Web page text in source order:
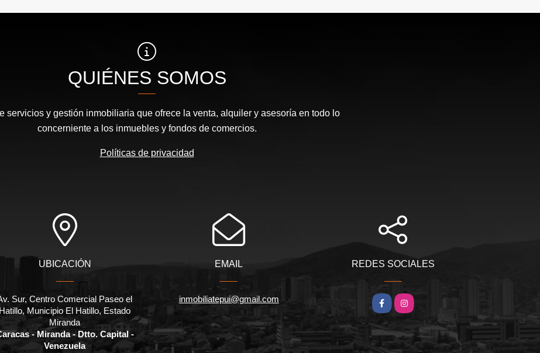
QUIÉNES SOMOS
servicios y gestión inmobiliaria que ofrece la venta, alquiler y asesoría en todo lo
concerniente a los inmuebles y fondos de comercios.
Políticas de privacidad
UBICACIÓN
Sur, Centro Comercial Paseo el
Hatillo, Municipio El Hatillo, Estado
Miranda
- Miranda - Dtto. Capital -
Venezuela
EMAIL
inmobiliatepui@gmail.com
REDES SOCIALES
Facebook
Instagram